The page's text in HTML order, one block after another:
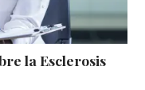
la Esclerosis